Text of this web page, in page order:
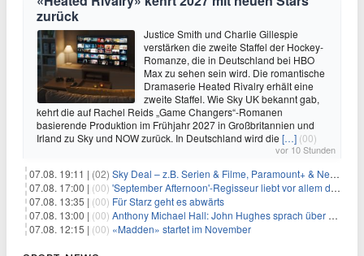
zurück
Justice Smith und Charlie Gillespie
verstärken die zweite Staffel der Hockey-
Romanze, die in Deutschland bei HBO
Max zu sehen sein wird. Die romantische
Dramaserie Heated Rivalry erhält eine
zweite Staffel. Wie Sky UK bekannt gab,
kehrt die auf Rachel Reids „Game Changers“-Romanen
basierende Produktion im Frühjahr 2027 in Großbritannien und
Irland zu Sky und NOW zurück. In Deutschland wird die […] (00)
vor 10 Stunden
07.08. 19:11 | (02) Sky Deal – z.B. Serien & Filme, Paramount+ & Netflix für 19,99€/Monat
07.08. 17:00 | (00) 'September Afternoon'-Regisseur liebt vor allem die 'Banalität' in seinen Filmen
07.08. 13:35 | (00) Für Starz geht es abwärts
07.08. 13:00 | (00) Anthony Michael Hall: John Hughes sprach über eine Fortsetzung von 'The Breakfast Club'
07.08. 12:15 | (00) «Madden» startet im November